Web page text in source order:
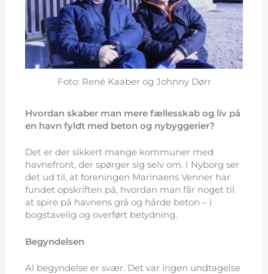
Foto: René Kaaber og Johnny Dørr
Hvordan skaber man mere fællesskab og liv på
en havn fyldt med beton og nybyggerier?
Det er der sikkert mange kommuner med
havnefront, der spørger sig selv om. I Nyborg ser
det ud til, at foreningen Marinaens Venner har
fundet opskriften på, hvordan man får noget til
at spire på havnens grå og hårde beton – i
bogstavelig og overført betydning.
Begyndelsen
Al begyndelse er svær. Det var ingen undtagelse